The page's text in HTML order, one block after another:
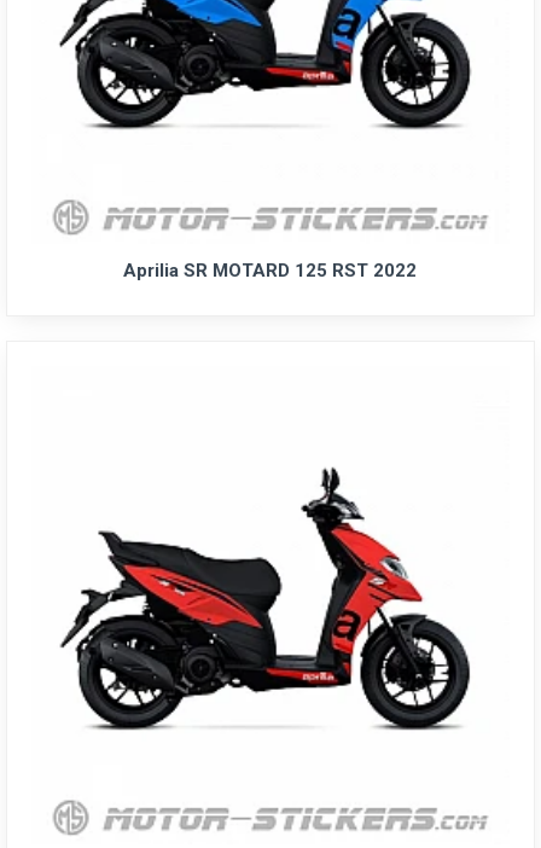
Aprilia SR MOTARD 125 RST 2022